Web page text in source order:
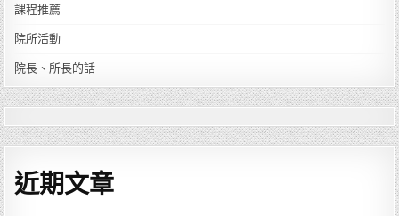
課程推薦
院所活動
院長、所長的話
近期文章